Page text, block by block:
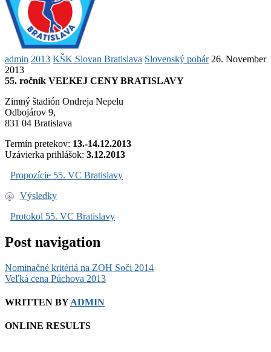
admin 2013 KŠK Slovan Bratislava Slovenský pohár 26. November
2013
55. ročník VEĽKEJ CENY BRATISLAVY
Zimný štadión Ondreja Nepelu
Odbojárov 9,
831 04 Bratislava
Termín pretekov: 13.-14.12.2013
Uzávierka prihlášok: 3.12.2013
Propozície 55. VC Bratislavy
Výsledky
Protokol 55. VC Bratislavy
Post navigation
Nominačné kritériá na ZOH Soči 2014
Veľká cena Púchova 2013
WRITTEN BYADMIN
ONLINE RESULTS